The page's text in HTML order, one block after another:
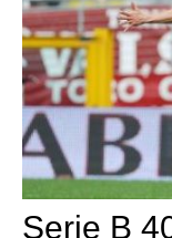
Serie B